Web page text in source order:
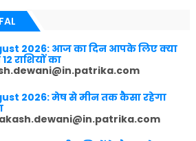
2026: आज का दिन आपके लिए क्या
राशियों का
2026: मेष से मीन तक कैसा रहेगा